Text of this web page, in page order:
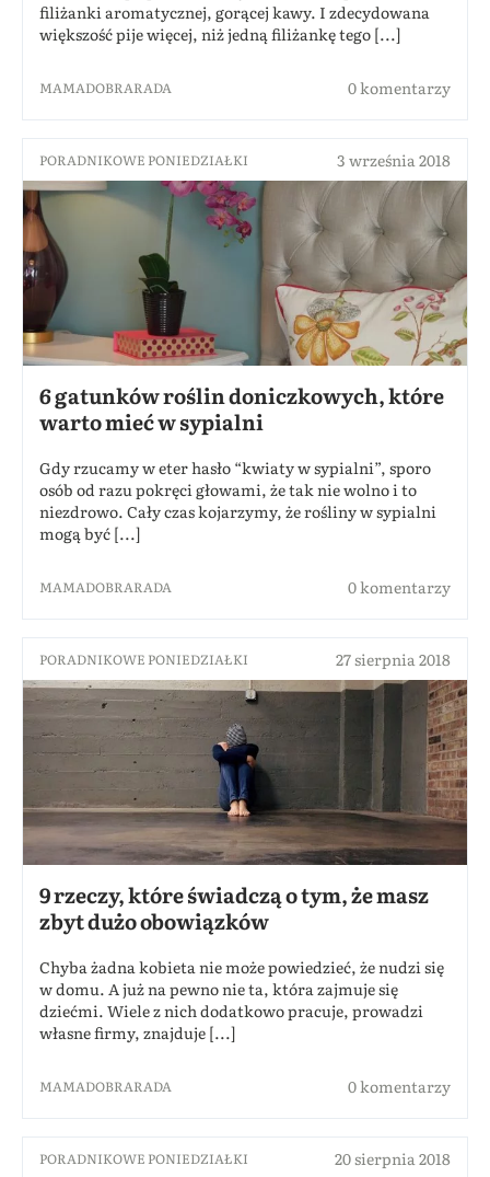
filiżanki aromatycznej, gorącej kawy. I zdecydowana
większość pije więcej, niż jedną filiżankę tego [...]
MAMADOBRARADA 0 komentarzy
PORADNIKOWE PONIEDZIAŁKI 3 września 2018
6 gatunków roślin doniczkowych, które
warto mieć w sypialni
Gdy rzucamy w eter hasło “kwiaty w sypialni”, sporo
osób od razu pokręci głowami, że tak nie wolno i to
niezdrowo. Cały czas kojarzymy, że rośliny w sypialni
mogą być [...]
MAMADOBRARADA 0 komentarzy
PORADNIKOWE PONIEDZIAŁKI 27 sierpnia 2018
9 rzeczy, które świadczą o tym, że masz
zbyt dużo obowiązków
Chyba żadna kobieta nie może powiedzieć, że nudzi się
w domu. A już na pewno nie ta, która zajmuje się
dziećmi. Wiele z nich dodatkowo pracuje, prowadzi
własne firmy, znajduje [...]
MAMADOBRARADA 0 komentarzy
PORADNIKOWE PONIEDZIAŁKI 20 sierpnia 2018